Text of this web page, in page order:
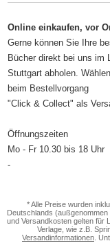
Online einkaufen, vor
Gerne können Sie Ihre
Bücher direkt bei uns im
Stuttgart abholen.
beim Bestellvorgang
"Click & Collect" als
Öffnungszeiten
Mo - Fr 10.30 bis 18 Uhr
-
* Alle Preise wurden
Deutschlands
und Versandkosten gelten für
Verlage, wie z.B.
Versandinformationen .